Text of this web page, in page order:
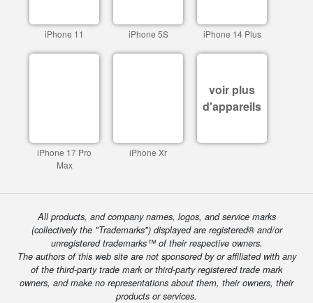
iPhone 11 iPhone 5S iPhone 14 Plus
iPhone 17 Pro
Max
iPhone Xr
voir plus
d'appareils
All products, and company names, logos, and service marks
(collectively the "Trademarks") displayed are registered® and/or
unregistered trademarks™ of their respective owners.
The authors of this web site are not sponsored by or affiliated with any
of the third-party trade mark or third-party registered trade mark
owners, and make no representations about them, their owners, their
products or services.